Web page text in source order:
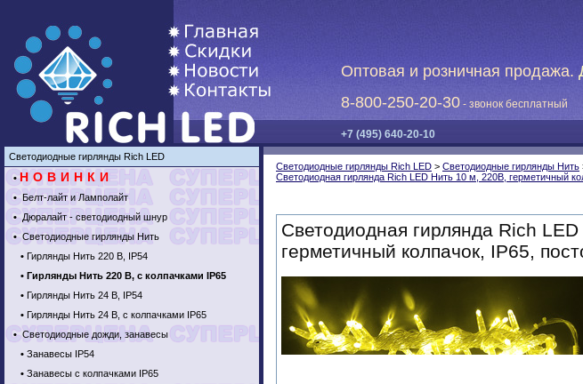
Оптовая и розничная продажа.
8-800-250-20-30 - звонок бесплатный
+7 (495) 640-20-10
Светодиодные гирлянды Rich LED
•НОВИНКИ
•Белт-лайт и Ламполайт
•Дюралайт - светодиодный шнур
•Светодиодные гирлянды Нить
• Гирлянды Нить 220 В, IP54
• Гирлянды Нить 220 В, с колпачками IP65
• Гирлянды Нить 24 В, IP54
• Гирлянды Нить 24 В, с колпачками IP65
•Светодиодные дожди, занавесы
• Занавесы IP54
• Занавесы с колпачками IP65
Светодиодные гирлянды Rich LED > Светодиодные гирлянды Нить
Светодиодная гирлянда Rich LED Нить 10 м, 220В, герметичный
Светодиодная гирлянда Rich
герметичный колпачок, IP65,